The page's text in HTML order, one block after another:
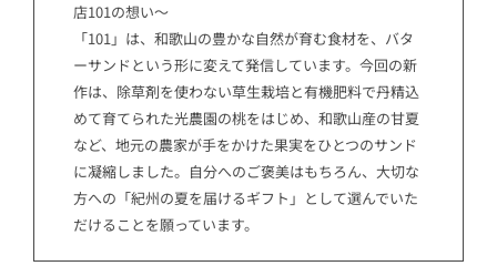
店101の想い～
「101」は、和歌山の豊かな自然が育む食材を、バタ
ーサンドという形に変えて発信しています。今回の新
作は、除草剤を使わない草生栽培と有機肥料で丹精込
めて育てられた光農園の桃をはじめ、和歌山産の甘夏
など、地元の農家が手をかけた果実をひとつのサンド
に凝縮しました。自分へのご褒美はもちろん、大切な
方への「紀州の夏を届けるギフト」として選んでいた
だけることを願っています。